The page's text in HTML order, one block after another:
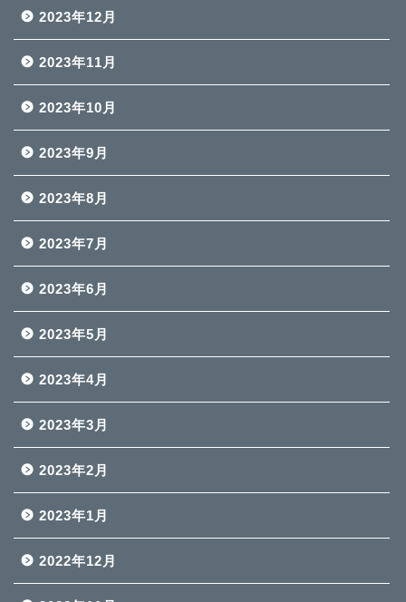
2023年12月
2023年11月
2023年10月
2023年9月
2023年8月
2023年7月
2023年6月
2023年5月
2023年4月
2023年3月
2023年2月
2023年1月
2022年12月